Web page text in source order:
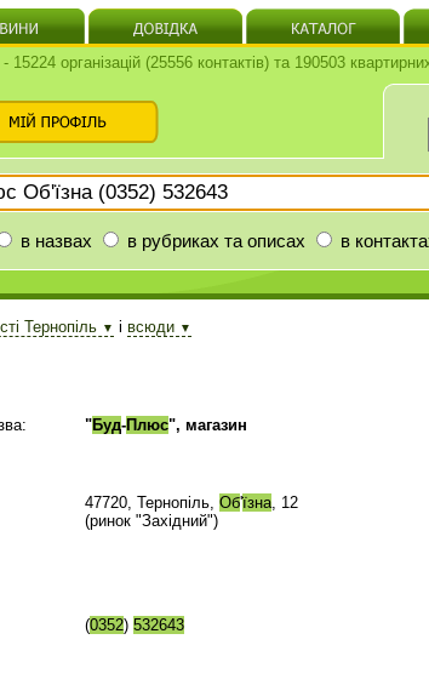
- 15224 організацій (25556 контактів) та 190503
в назвах в рубриках та описах в
Тернопіль ▼ і всюди ▼
"Буд-Плюс", магазин
47720, Тернопіль, Об'їзна, 12
(ринок "Західний")
(0352) 532643